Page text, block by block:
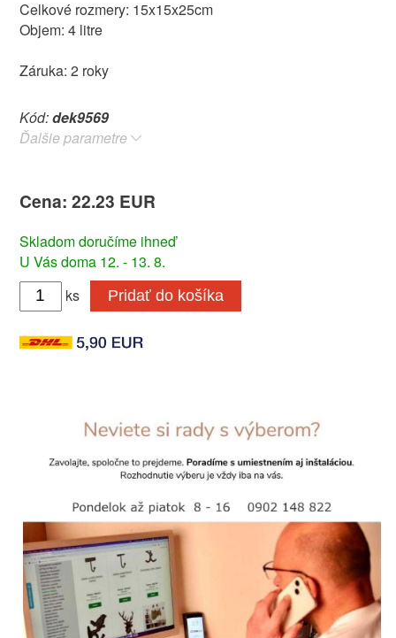
Celkové rozmery: 15x15x25cm
Objem: 4 litre
Záruka: 2 roky
Kód:dek9569
Ďalšie parametre
Cena: 22.23 EUR
Skladom doručíme ihneď
U Vás doma 12. - 13. 8.
ks
Pridať do košíka